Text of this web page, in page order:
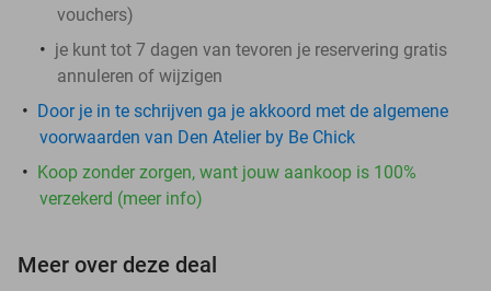
vouchers)
je kunt tot 7 dagen van tevoren je reservering gratis
annuleren of wijzigen
Door je in te schrijven ga je akkoord met de algemene
voorwaarden van Den Atelier by Be Chick
Koop zonder zorgen, want jouw aankoop is 100%
verzekerd (meer info)
Meer over deze deal